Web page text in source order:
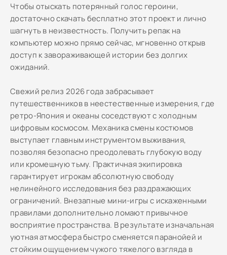
Чтобы отыскать потерянный голос героини,
достаточно скачать бесплатно этот проект и лично
шагнуть в неизвестность. Получить репак на
компьютер можно прямо сейчас, мгновенно открыв
доступ к завораживающей истории без долгих
ожиданий.
Свежий релиз 2026 года забрасывает
путешественников в неестественные измерения, где
ретро-Япония и океаны соседствуют с холодным
цифровым космосом. Механика смены костюмов
выступает главным инструментом выживания,
позволяя безопасно преодолевать глубокую воду
или кромешную тьму. Практичная экипировка
гарантирует игрокам абсолютную свободу
нелинейного исследования без раздражающих
ограничений. Внезапные мини-игры с искаженными
правилами дополнительно ломают привычное
восприятие пространства. В результате изначальная
уютная атмосфера быстро сменяется паранойей и
стойким ощущением чужого тяжелого взгляда в